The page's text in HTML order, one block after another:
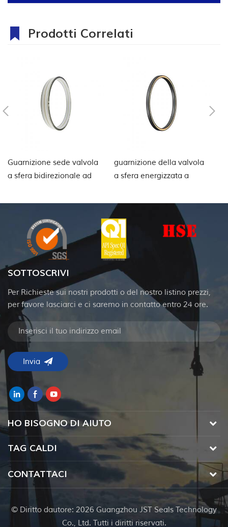
Prodotti Correlati
Guarnizione sede valvola
a sfera bidirezionale ad
guarnizione della valvola
a sfera energizzata a
SOTTOSCRIVI
Per Richieste sui nostri prodotti o del nostro listino prezzi,
per favore lasciarci e ci saremo in contatto entro 24 ore.
HO BISOGNO DI AIUTO
TAG CALDI
CONTATTACI
© Diritto dautore: 2026 Guangzhou JST Seals Technology
Co., Ltd. Tutti i diritti riservati.